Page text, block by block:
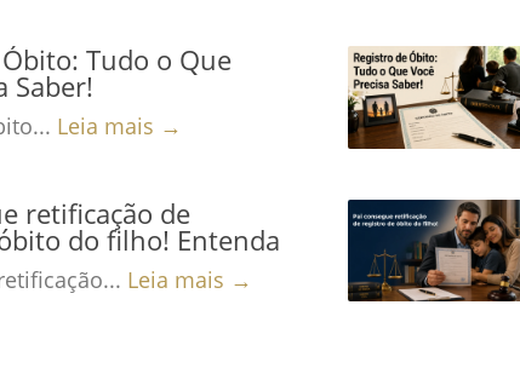
Tudo o Que
Saber!
Leia mais →
retificação de
do filho! Entenda
Leia mais →